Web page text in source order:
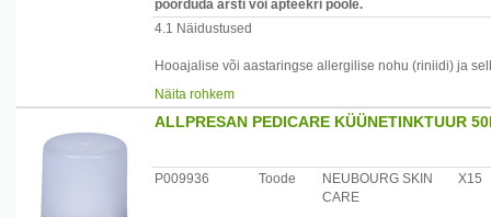
pöörduda arsti või apteekri poole.
4.1 Näidustused
Hooajalise või aastaringse allergilise nohu (riniidi) ja
Nõgestõve (kroonilise idiopaatilise urtikaaria)
Näita rohkem
ALLPRESAN PEDICARE KÜÜNETINKTUUR
P009936 Toode
NEUBOURG SKIN
CARE
X15